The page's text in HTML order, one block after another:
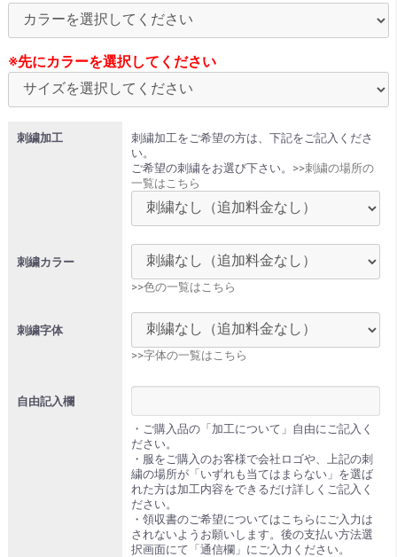
※先にカラーを選択してください
刺繍加工
刺繍加工をご希望の方は、下記をご記入くださ
い。
ご希望の刺繍をお選び下さい。 >>刺繍の場所の
一覧はこちら
刺繍カラー
>>色の一覧はこちら
刺繍字体
>>字体の一覧はこちら
自由記入欄
・ご購入品の「加工について」自由にご記入く
ださい。
・服をご購入のお客様で会社ロゴや、上記の刺
繍の場所が「いずれも当てはまらない」を選ば
れた方は加工内容をできるだけ詳しくご記入く
ださい。
・領収書のご希望についてはこちらにご入力は
されないようお願いします。後の支払い方法選
択画面にて「通信欄」にご入力ください。